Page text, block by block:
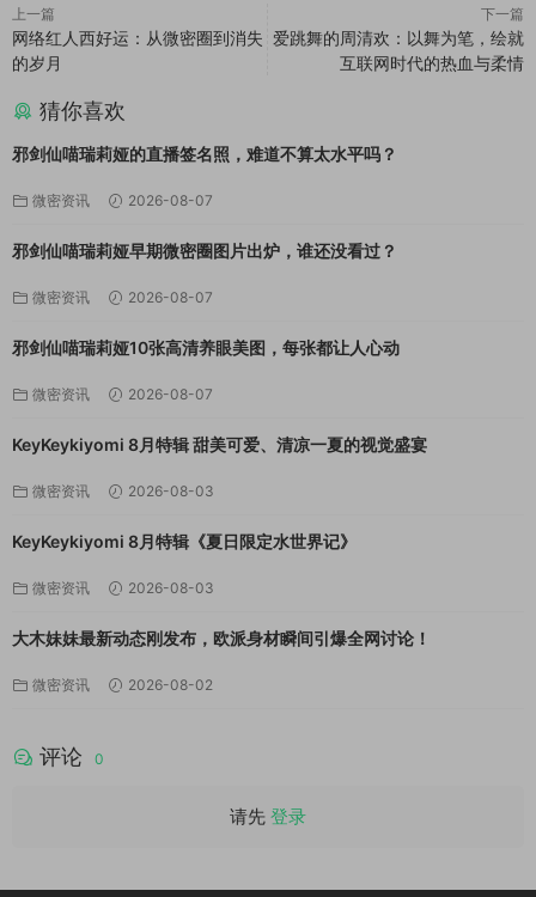
上一篇
网络红人西好运：从微密圈到消失
的岁月
下一篇
爱跳舞的周清欢：以舞为笔，绘就
互联网时代的热血与柔情
猜你喜欢
邪剑仙喵瑞莉娅的直播签名照，难道不算太水平吗？
微密资讯 2026-08-07
邪剑仙喵瑞莉娅早期微密圈图片出炉，谁还没看过？
微密资讯 2026-08-07
邪剑仙喵瑞莉娅10张高清养眼美图，每张都让人心动
微密资讯 2026-08-07
KeyKeykiyomi 8月特辑 甜美可爱、清凉一夏的视觉盛宴
微密资讯 2026-08-03
KeyKeykiyomi 8月特辑《夏日限定水世界记》
微密资讯 2026-08-03
大木妹妹最新动态刚发布，欧派身材瞬间引爆全网讨论！
微密资讯 2026-08-02
评论 0
请先 登录